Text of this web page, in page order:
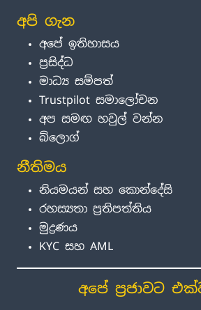
අපි ගැන
අපේ ඉතිහාසය
ප්‍රසිද්ධ
මාධ්‍ය සම්පත්
Trustpilot සමාලෝචන
අප සමඟ හවුල් වන්න
බ්ලොග්
නීතිමය
නියමයන් සහ කොන්දේසි
රහස්‍යතා ප්‍රතිපත්තිය
මුද්‍රණය
KYC සහ AML
අපේ ප්‍රජාවට